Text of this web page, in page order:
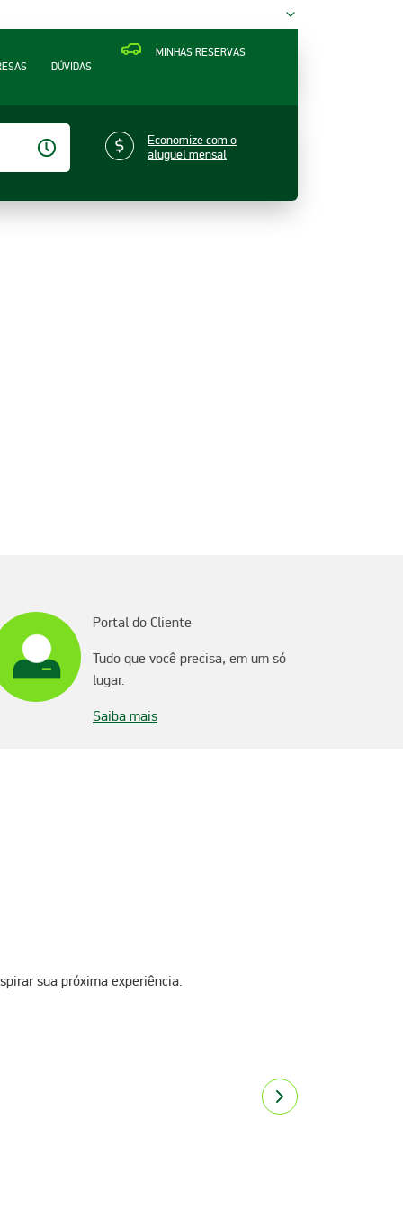
MINHAS RESERVAS
DÚVIDAS
Economize com o
aluguel mensal
Portal do Cliente
Tudo que você precisa, em um só
lugar.
Saiba mais
sua próxima experiência.